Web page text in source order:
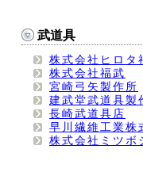
武道具
株式会社ヒロタ
株式会社福武
宮崎弓矢製作所
建武堂武道具製
長崎武道具店
早川繊維工業株
株式会社ミツボ